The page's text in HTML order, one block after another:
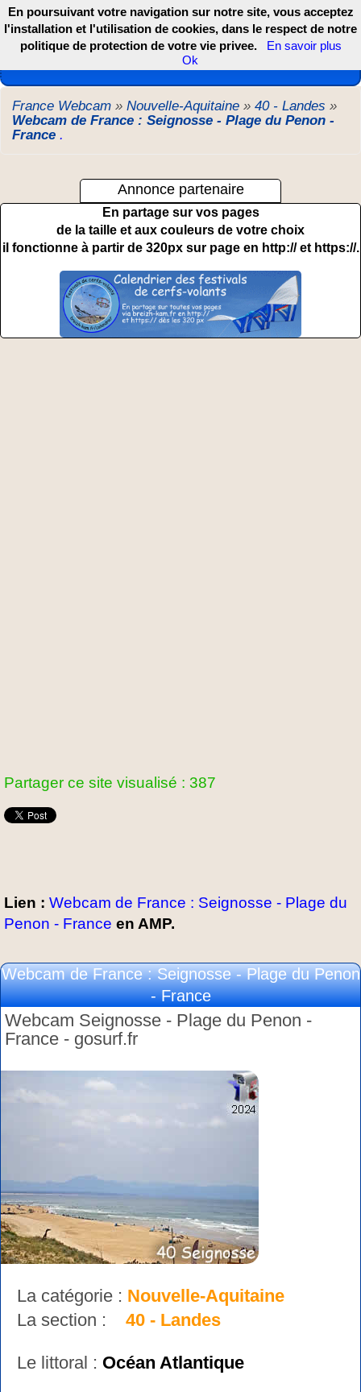
Les webcams de France, DOM TOM et COM
France Webcam » Nouvelle-Aquitaine » 40 - Landes »
Webcam de France : Seignosse - Plage du Penon -
France .
Annonce partenaire
En partage sur vos pages
de la taille et aux couleurs de votre choix
il fonctionne à partir de 320px sur page en http:// et https://.
Partager ce site visualisé : 387
Lien : Webcam de France : Seignosse - Plage du
Penon - France en AMP.
Webcam de France : Seignosse - Plage du Penon
- France
Webcam Seignosse - Plage du Penon -
France - gosurf.fr
La catégorie : Nouvelle-Aquitaine
La section : 40 - Landes
Le littoral : Océan Atlantique
En poursuivant votre navigation sur notre site, vous acceptez
l'installation et l'utilisation de cookies, dans le respect de notre
politique de protection de votre vie privee.
En savoir plus
Ok